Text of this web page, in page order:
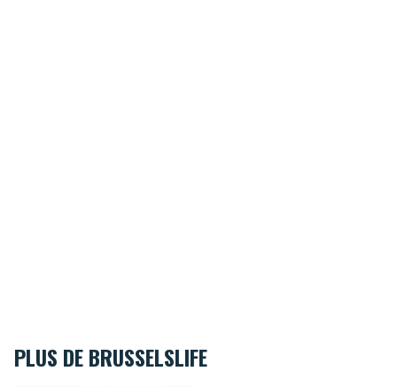
PLUS DE BRUSSELSLIFE